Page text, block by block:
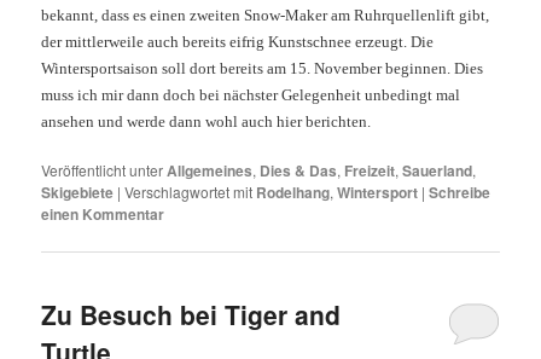
bekannt, dass es einen zweiten Snow-Maker am Ruhrquellenlift gibt,
der mittlerweile auch bereits eifrig Kunstschnee erzeugt. Die
Wintersportsaison soll dort bereits am 15. November beginnen. Dies
muss ich mir dann doch bei nächster Gelegenheit unbedingt mal
ansehen und werde dann wohl auch hier berichten.
Veröffentlicht unterAllgemeines, Dies & Das, Freizeit,Sauerland,
Skigebiete |Verschlagwortet mit Rodelhang,Wintersport |Schreibe
einen Kommentar
Zu Besuch bei Tiger and
Turtle